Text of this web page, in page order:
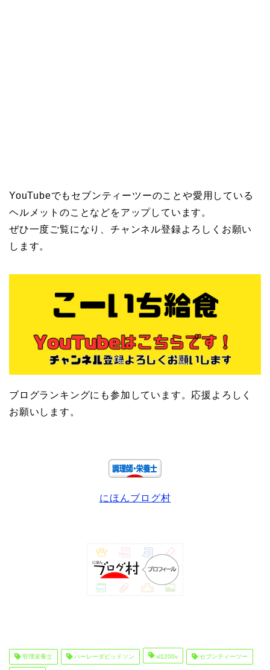
YouTubeでもセブンティーツーのことや愛用している
ヘルメットのことなどをアップしています。
ぜひ一度ご覧になり、チャンネル登録よろしくお願い
します。
ブログランキングにも参加しています。応援よろしく
お願いします。
にほんブログ村
管理栄養士 ハーレーダビッドソン xl1200v セブンティーツー